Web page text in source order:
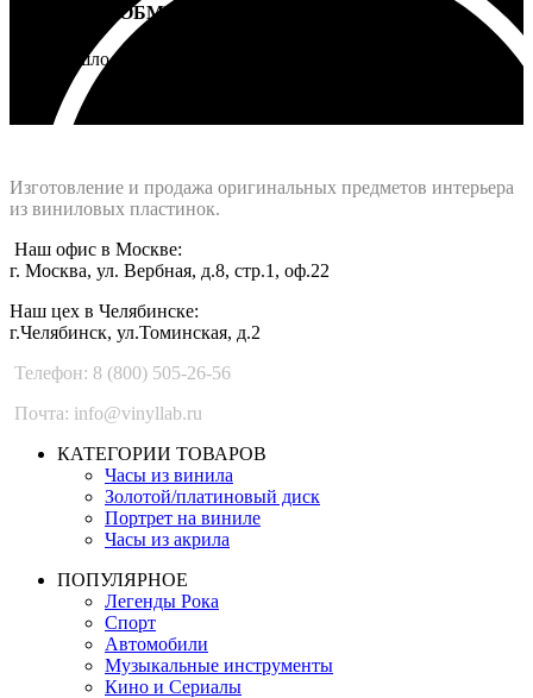
ВОЗВРАТ И ОБМЕН
Не подошло - вернем деньги
Изготовление и продажа оригинальных предметов интерьера
из виниловых пластинок.
Наш офис в Москве:
г. Москва, ул. Вербная, д.8, стр.1, оф.22
Наш цех в Челябинске:
г.Челябинск, ул.Томинская, д.2
Телефон: 8 (800) 505-26-56
Почта: info@vinyllab.ru
КАТЕГОРИИ ТОВАРОВ
Часы из винила
Золотой/платиновый диск
Портрет на виниле
Часы из акрила
ПОПУЛЯРНОЕ
Легенды Рока
Спорт
Автомобили
Музыкальные инструменты
Кино и Сериалы